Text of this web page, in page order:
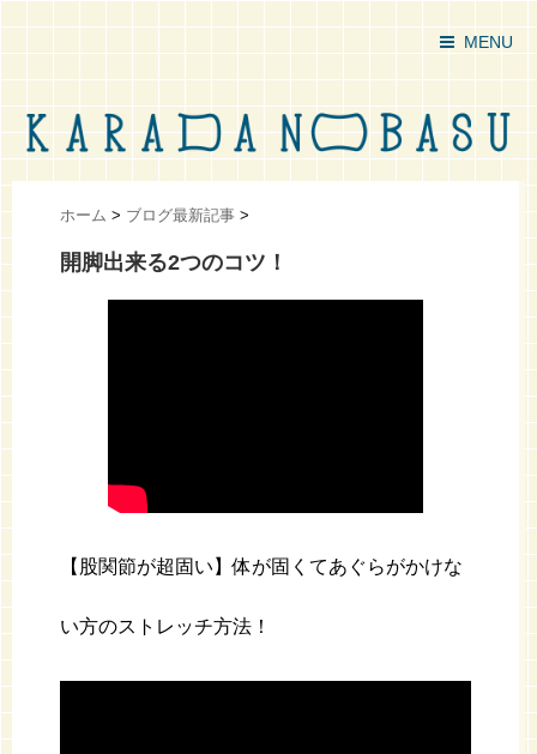
MENU
ホーム > ブログ最新記事 >
開脚出来る2つのコツ！
【股関節が超固い】体が固くてあぐらがかけな
い方のストレッチ方法！